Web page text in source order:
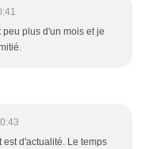
plus d'un mois et je
est d'actualité. Le temps